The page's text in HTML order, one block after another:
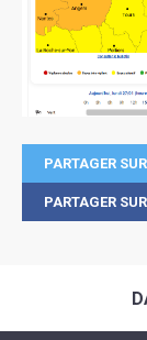
PARTAGER
PARTAGER